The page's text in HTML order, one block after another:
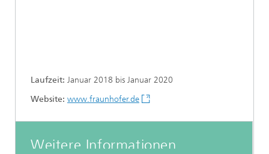
Laufzeit: Januar 2018 bis Januar 2020
Website: www.fraunhofer.de
Weitere Informationen